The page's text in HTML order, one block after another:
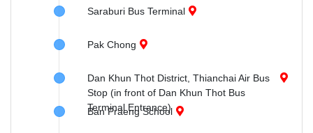
Saraburi Bus Terminal
Pak Chong
Dan Khun Thot District, Thianchai Air Bus
Stop (in front of Dan Khun Thot Bus
Terminal Entrance)
Ban Praeng School